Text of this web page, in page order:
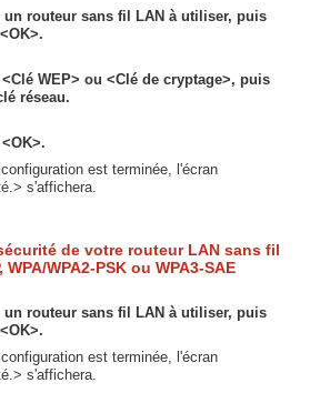
un routeur sans fil LAN à utiliser, puis
WEP> ou <Clé de cryptage>, puis
réseau.
est terminée, l'écran
s'affichera.
de votre routeur LAN sans fil
WPA2-PSK ou WPA3-SAE
un routeur sans fil LAN à utiliser, puis
est terminée, l'écran
s'affichera.